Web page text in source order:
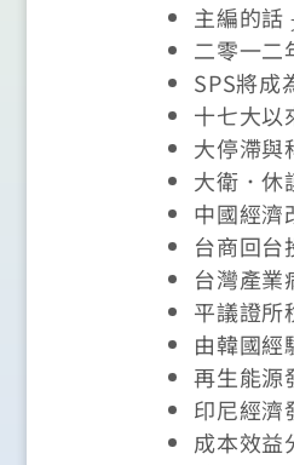
主編的話
二零一二
SPS將成
十七大以
大停滯
大衛．休
中國經濟
台商回台
台灣產
平議證
由韓國經
再生能源
印尼經
成本效益